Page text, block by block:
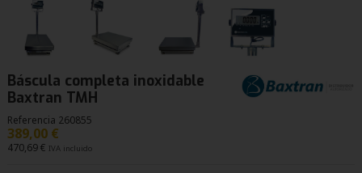
Báscula completa inoxidable
Baxtran TMH
Referencia 260855
389,00 €
470,69 € IVA incluido